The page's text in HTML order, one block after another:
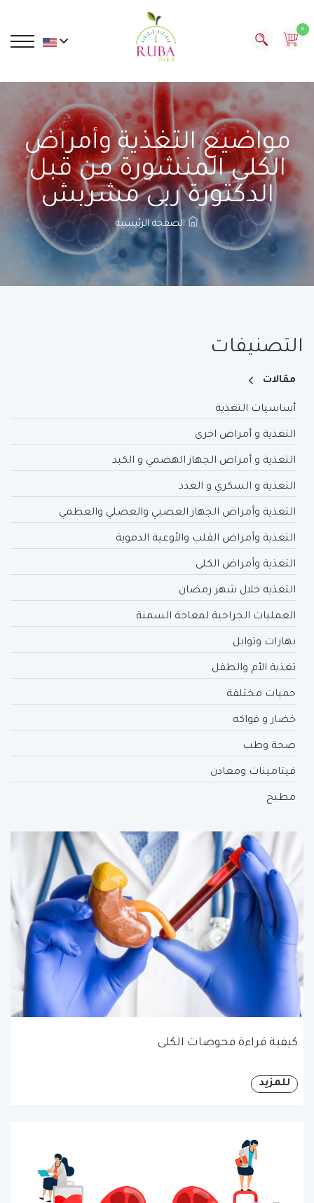
0
مواضيع التغذية وأمراض
الكلى المنشورة من قبل
الدكتورة ربى مشربش
الصفحة الرئيسية
التصنيفات
مقالات
أساسيات التغذية
التغذية و أمراض اخرى
التغذية و أمراض الجهاز الهضمي و الكبد
التغذية و السكري و الغدد
التغذية وأمراض الجهاز العصبي والعضلي والعظمي
التغذية وأمراض القلب والأوعية الدموية
التغذية وأمراض الكلى
التغذيه خلال شهر رمضان
العمليات الجراحية لمعاجة السمنة
بهارات وتوابل
تغذية الأم والطفل
حميات مختلفة
خضار و فواكه
صحة وطب
فيتامينات ومعادن
مطبخ
كيفية قراءة فحوصات الكلى
للمزيد